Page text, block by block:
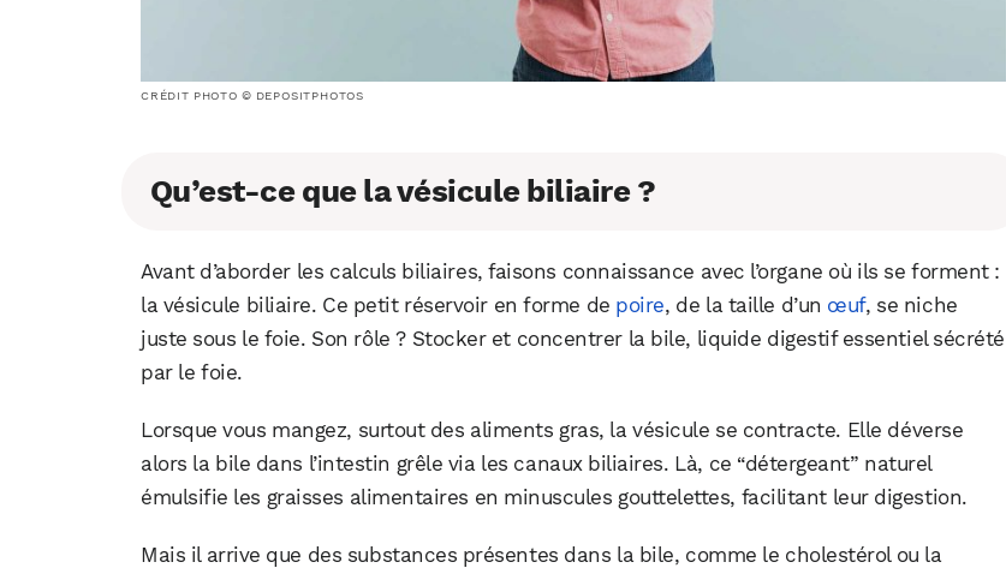
CRÉDIT PHOTO © DEPOSITPHOTOS
Qu’est-ce que la vésicule biliaire ?
Avant d’aborder les calculs biliaires, faisons connaissance avec l’organe où ils se forment :
la vésicule biliaire. Ce petit réservoir en forme de poire, de la taille d’un œuf, se niche
juste sous le foie. Son rôle ? Stocker et concentrer la bile, liquide digestif essentiel sécrété
par le foie.
Lorsque vous mangez, surtout des aliments gras, la vésicule se contracte. Elle déverse
alors la bile dans l’intestin grêle via les canaux biliaires. Là, ce “détergeant” naturel
émulsifie les graisses alimentaires en minuscules gouttelettes, facilitant leur digestion.
Mais il arrive que des substances présentes dans la bile, comme le cholestérol ou la